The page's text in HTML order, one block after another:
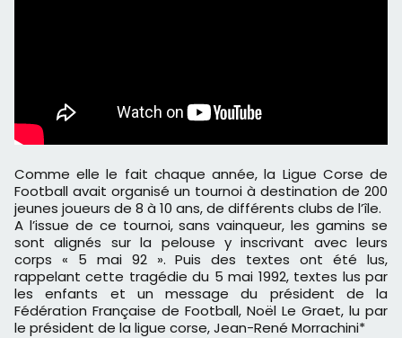
Comme elle le fait chaque année, la Ligue Corse de
Football avait organisé un tournoi à destination de 200
jeunes joueurs de 8 à 10 ans, de différents clubs de l’île.
A l’issue de ce tournoi, sans vainqueur, les gamins se
sont alignés sur la pelouse y inscrivant avec leurs
corps « 5 mai 92 ». Puis des textes ont été lus,
rappelant cette tragédie du 5 mai 1992, textes lus par
les enfants et un message du président de la
Fédération Française de Football, Noël Le Graet, lu par
le président de la ligue corse, Jean-René Morrachini*